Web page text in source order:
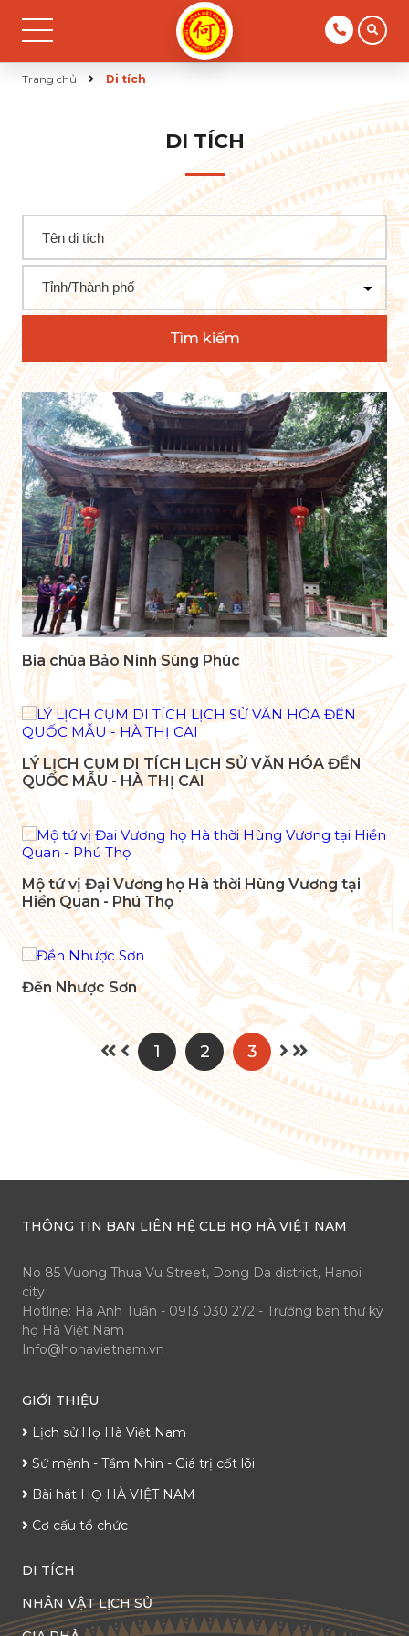
Trang chủ Di tích
DI TÍCH
Bia chùa Bảo Ninh Sùng Phúc
LÝ LỊCH CỤM DI TÍCH LỊCH SỬ VĂN HÓA ĐỀN
QUỐC MẪU - HÀ THỊ CAI
Mộ tứ vị Đại Vương họ Hà thời Hùng Vương tại
Hiền Quan - Phú Thọ
Đền Nhược Sơn
1 2 3
THÔNG TIN BAN LIÊN HỆ CLB HỌ HÀ VIỆT NAM
No 85 Vuong Thua Vu Street, Dong Da district, Hanoi
city
Hotline: Hà Anh Tuấn - 0913 030 272 - Trưởng ban thư ký
họ Hà Việt Nam
Info@hohavietnam.vn
GIỚI THIỆU
Lịch sử Họ Hà Việt Nam
Sứ mệnh - Tầm Nhìn - Giá trị cốt lõi
Bài hát HỌ HÀ VIỆT NAM
Cơ cấu tổ chức
DI TÍCH
NHÂN VẬT LỊCH SỬ